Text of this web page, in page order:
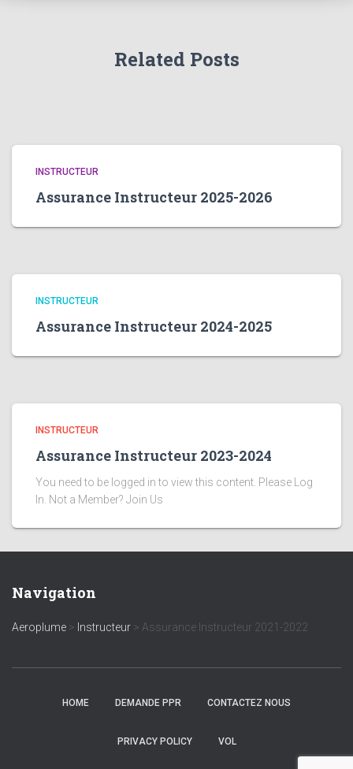
Related Posts
INSTRUCTEUR
Assurance Instructeur 2025-2026
INSTRUCTEUR
Assurance Instructeur 2024-2025
INSTRUCTEUR
Assurance Instructeur 2023-2024
You need to be logged in to view this content. Please Log
In. Not a Member? Join Us
Navigation
Aeroplume > Instructeur > Assurance Instructeur 2021-2022
HOME DEMANDE PPR CONTACTEZ NOUS
PRIVACY POLICY VOL